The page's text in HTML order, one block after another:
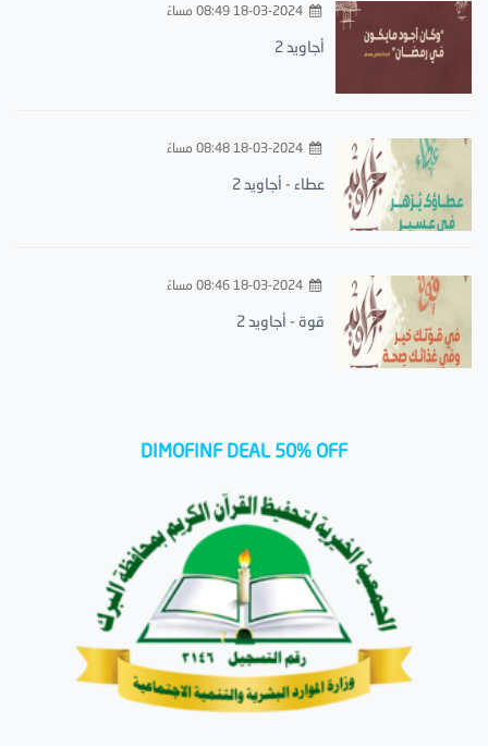
18-03-2024 08:49 مساءً
أجاويد 2
18-03-2024 08:48 مساءً
عطاء - أجاويد 2
18-03-2024 08:46 مساءً
قوة - أجاويد 2
DIMOFINF DEAL 50% OFF